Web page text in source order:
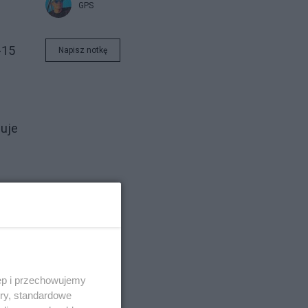
GPS
Napisz notkę
i przechowujemy
standardowe